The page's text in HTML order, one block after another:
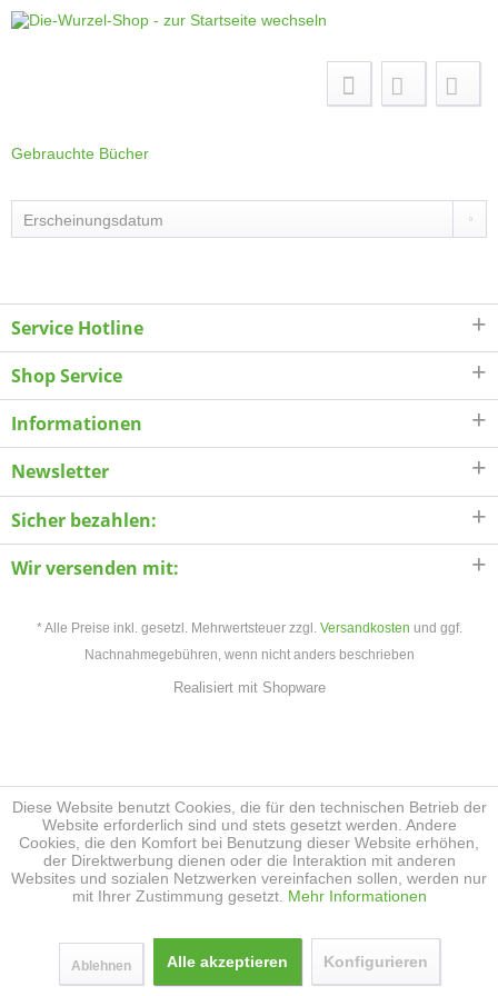
Gebrauchte Bücher
Service Hotline
Shop Service
Informationen
Newsletter
Sicher bezahlen:
Wir versenden mit:
* Alle Preise inkl. gesetzl. Mehrwertsteuer zzgl. Versandkosten und ggf.
Nachnahmegebühren, wenn nicht anders beschrieben
Realisiert mit Shopware
Diese Website benutzt Cookies, die für den technischen Betrieb der
Website erforderlich sind und stets gesetzt werden. Andere
Cookies, die den Komfort bei Benutzung dieser Website erhöhen,
der Direktwerbung dienen oder die Interaktion mit anderen
Websites und sozialen Netzwerken vereinfachen sollen, werden nur
mit Ihrer Zustimmung gesetzt. Mehr Informationen
Ablehnen Alle akzeptieren Konfigurieren